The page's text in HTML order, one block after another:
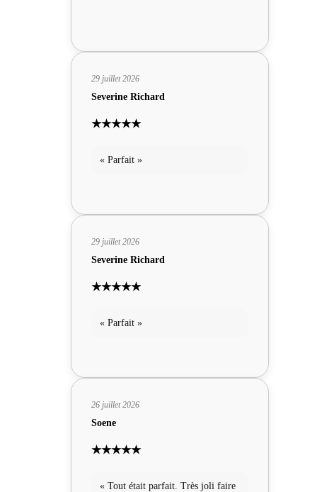
29 juillet 2026
Severine Richard
★★★★★
« Parfait »
29 juillet 2026
Severine Richard
★★★★★
« Parfait »
26 juillet 2026
Soene
★★★★★
« Tout était parfait. Très joli faire